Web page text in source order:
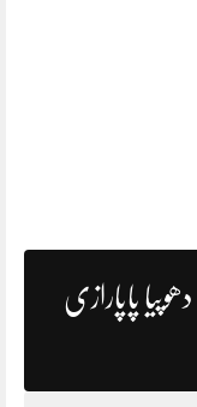
پاپارازی